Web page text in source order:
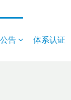
告 体系认证